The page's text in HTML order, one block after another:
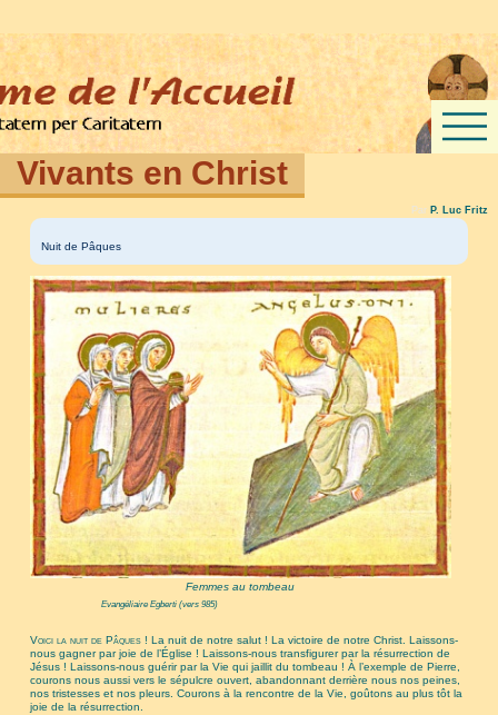
Vivants en Christ
Par P. Luc Fritz
Nuit de Pâques
Femmes au tombeau
Evangéliaire Egberti (vers 985)
Voici la nuit de Pâques ! La nuit de notre salut ! La victoire de notre Christ. Laissons-
nous gagner par joie de l’Église ! Laissons-nous transfigurer par la résurrection de
Jésus ! Laissons-nous guérir par la Vie qui jaillit du tombeau ! À l’exemple de Pierre,
courons nous aussi vers le sépulcre ouvert, abandonnant derrière nous nos peines,
nos tristesses et nos pleurs. Courons à la rencontre de la Vie, goûtons au plus tôt la
joie de la résurrection.